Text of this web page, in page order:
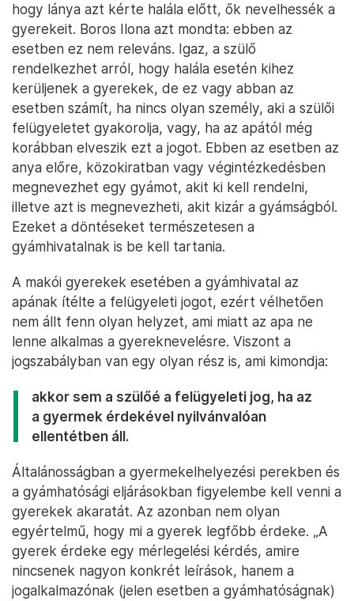
hogy lánya azt kérte halála előtt, ők nevelhessék a
gyerekeit. Boros Ilona azt mondta: ebben az
esetben ez nem releváns. Igaz, a szülő
rendelkezhet arról, hogy halála esetén kihez
kerüljenek a gyerekek, de ez vagy abban az
esetben számít, ha nincs olyan személy, aki a szülői
felügyeletet gyakorolja, vagy, ha az apától még
korábban elveszik ezt a jogot. Ebben az esetben az
anya előre, közokiratban vagy végintézkedésben
megnevezhet egy gyámot, akit ki kell rendelni,
illetve azt is megnevezheti, akit kizár a gyámságból.
Ezeket a döntéseket természetesen a
gyámhivatalnak is be kell tartania.
A makói gyerekek esetében a gyámhivatal az
apának ítélte a felügyeleti jogot, ezért vélhetően
nem állt fenn olyan helyzet, ami miatt az apa ne
lenne alkalmas a gyereknevelésre. Viszont a
jogszabályban van egy olyan rész is, ami kimondja:
akkor sem a szülőé a felügyeleti jog, ha az
a gyermek érdekével nyilvánvalóan
ellentétben áll.
Általánosságban a gyermekelhelyezési perekben és
a gyámhatósági eljárásokban figyelembe kell venni a
gyerekek akaratát. Az azonban nem olyan
egyértelmű, hogy mi a gyerek legfőbb érdeke. „A
gyerek érdeke egy mérlegelési kérdés, amire
nincsenek nagyon konkrét leírások, hanem a
jogalkalmazónak (jelen esetben a gyámhatóságnak)